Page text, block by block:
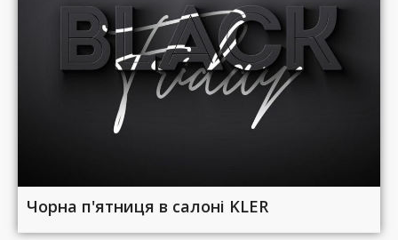
Чорна п'ятниця в салоні KLER